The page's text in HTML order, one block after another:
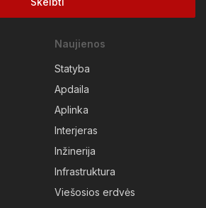
Naujienos
Statyba
Apdaila
Aplinka
Interjeras
Inžinerija
Infrastruktura
Viešosios erdvės